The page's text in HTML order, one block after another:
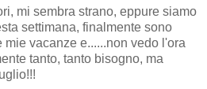
mi sembra strano, eppure siamo
settimana, finalmente sono
vacanze e......non vedo l'ora
tanto, tanto bisogno, ma